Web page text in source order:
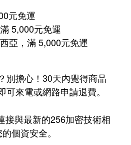
元免運
5,000元免運
亞，滿 5,000元免運
別擔心！30天內覺得商品
來電或網路申請退費。
接與最新的256加密技術相
個資安全。